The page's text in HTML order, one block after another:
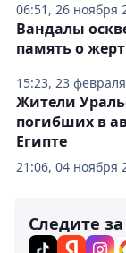
06:51, 26 ноября
15:23, 23
Вандалы
память о
21:06, 04 ноября
Жители
погибших в
Египте
Следите